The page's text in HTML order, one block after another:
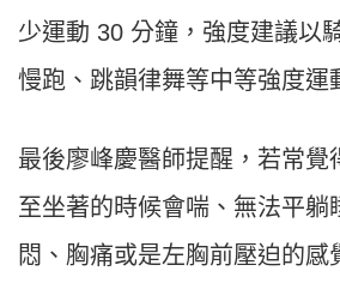
少運動 30 分鐘，強度建議以
慢跑、跳韻律舞等中等強度運
最後廖峰慶醫師提醒，若常覺
至坐著的時候會喘、無法平躺
悶、胸痛或是左胸前壓迫的感